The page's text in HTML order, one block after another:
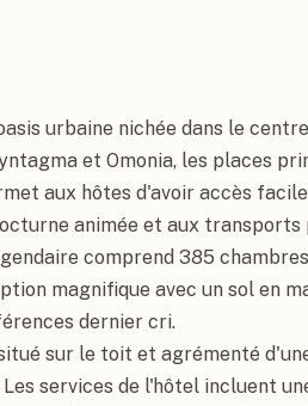
urbaine nichée dans le
et Omonia, les places
aux hôtes d'avoir accès
animée et aux transports
comprend 385
magnifique avec un sol en
dernier cri.
sur le toit et agrémenté
services de l'hôtel incluent